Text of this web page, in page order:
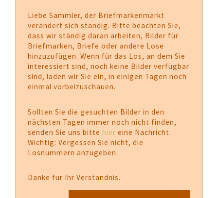
Liebe Sammler, der Briefmarkenmarkt
verändert sich ständig. Bitte beachten Sie,
dass wir ständig daran arbeiten, Bilder für
Briefmarken, Briefe oder andere Lose
hinzuzufügen. Wenn für das Los, an dem Sie
interessiert sind, noch keine Bilder verfügbar
sind, laden wir Sie ein, in einigen Tagen noch
einmal vorbeizuschauen.
Sollten Sie die gesuchten Bilder in den
nächsten Tagen immer noch nicht finden,
senden Sie uns bitte hier eine Nachricht.
Wichtig: Vergessen Sie nicht, die
Losnummern anzugeben.
Danke für Ihr Verständnis.